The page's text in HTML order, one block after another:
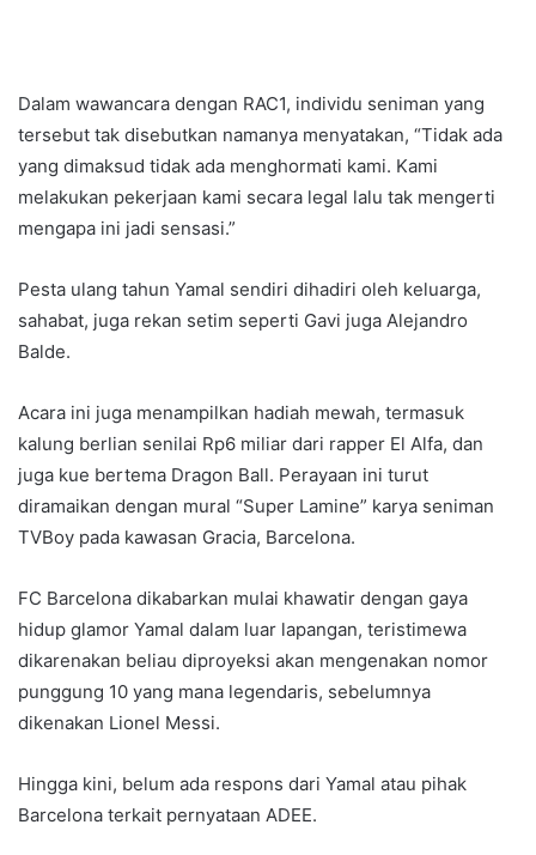
Dalam wawancara dengan RAC1, individu seniman yang
tersebut tak disebutkan namanya menyatakan, “Tidak ada
yang dimaksud tidak ada menghormati kami. Kami
melakukan pekerjaan kami secara legal lalu tak mengerti
mengapa ini jadi sensasi.”
Pesta ulang tahun Yamal sendiri dihadiri oleh keluarga,
sahabat, juga rekan setim seperti Gavi juga Alejandro
Balde.
Acara ini juga menampilkan hadiah mewah, termasuk
kalung berlian senilai Rp6 miliar dari rapper El Alfa, dan
juga kue bertema Dragon Ball. Perayaan ini turut
diramaikan dengan mural “Super Lamine” karya seniman
TVBoy pada kawasan Gracia, Barcelona.
FC Barcelona dikabarkan mulai khawatir dengan gaya
hidup glamor Yamal dalam luar lapangan, teristimewa
dikarenakan beliau diproyeksi akan mengenakan nomor
punggung 10 yang mana legendaris, sebelumnya
dikenakan Lionel Messi.
Hingga kini, belum ada respons dari Yamal atau pihak
Barcelona terkait pernyataan ADEE.